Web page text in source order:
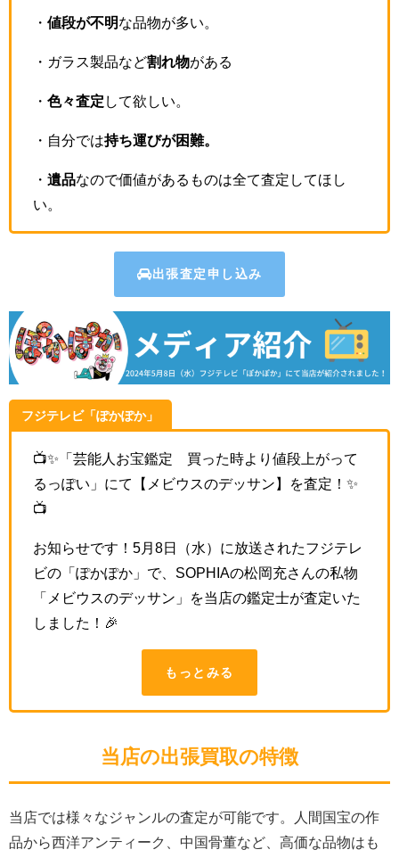
・ 値段が不明な品物が多い。
・ガラス製品など割れ物がある
・ 色々査定 して欲しい。
・自分では持ち運びが困難。
・ 遺品なので価値があるものは全て査定してほし
い。
出張査定申し込み
フジテレビ「ぽかぽか」
📺✨ 「芸能人お宝鑑定 買った時より値段上がって
るっぽい」にて
【メビウスのデッサン】を査定！✨
📺
お知らせです！5月8日（水）に放送されたフジテレ
ビの「ぽかぽか」で、SOPHIAの松岡充さんの私物
「メビウスのデッサン」を当店の鑑定士が査定いた
しました！🎉
もっとみる
当店の出張買取の特徴
当店では様々なジャンルの査定が可能です。人間国宝の作
品から西洋アンティーク、中国骨董など、高価な品物はも